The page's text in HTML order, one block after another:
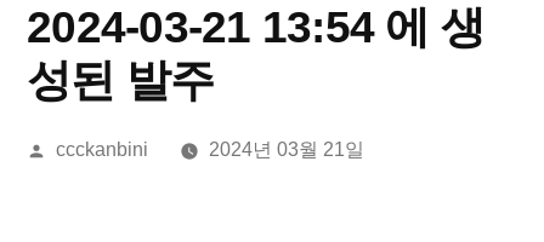
2024-03-21 13:54 에 생
성된 발주
올
ccckanbini 2024년 03월 21일